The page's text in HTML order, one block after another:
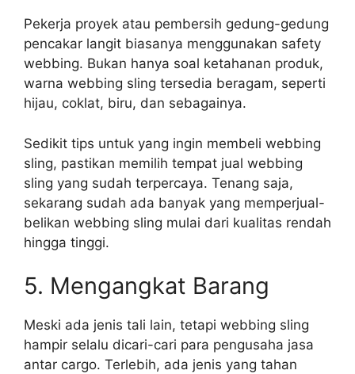
Pekerja proyek atau pembersih gedung-gedung
pencakar langit biasanya menggunakan safety
webbing. Bukan hanya soal ketahanan produk,
warna webbing sling tersedia beragam, seperti
hijau, coklat, biru, dan sebagainya.
Sedikit tips untuk yang ingin membeli webbing
sling, pastikan memilih tempat jual webbing
sling yang sudah terpercaya. Tenang saja,
sekarang sudah ada banyak yang memperjual-
belikan webbing sling mulai dari kualitas rendah
hingga tinggi.
5. Mengangkat Barang
Meski ada jenis tali lain, tetapi webbing sling
hampir selalu dicari-cari para pengusaha jasa
antar cargo. Terlebih, ada jenis yang tahan